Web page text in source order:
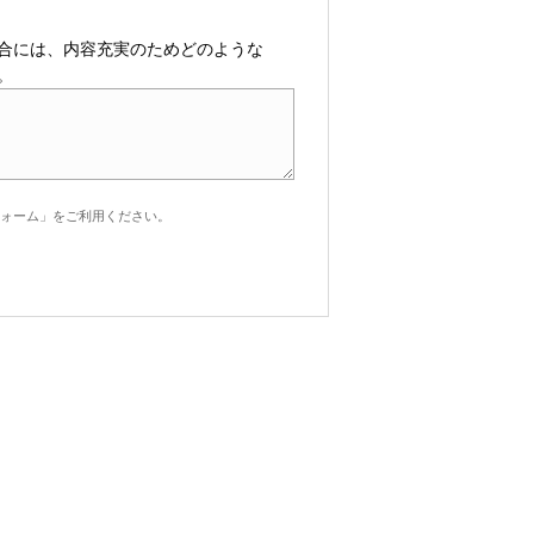
には、内容充実のためどのような
ーム」をご利用ください。